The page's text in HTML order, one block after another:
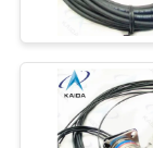
PROPOS
NOUS